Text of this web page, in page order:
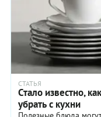
СТАТЬЯ
Стало известно,
убрать с кухни